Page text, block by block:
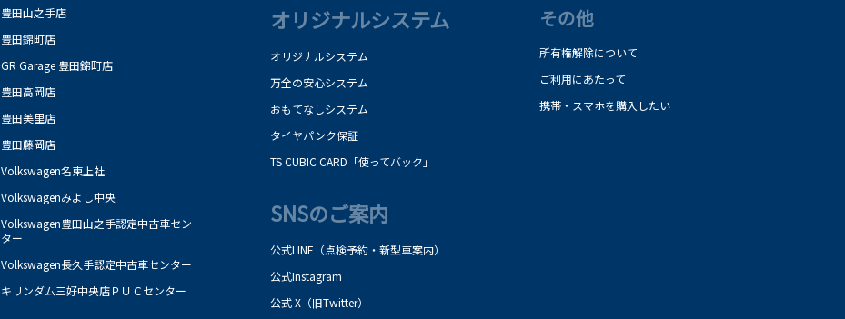
豊田山之手店
豊田錦町店
GR Garage 豊田錦町店
豊田高岡店
豊田美里店
豊田藤岡店
Volkswagen名東上社
Volkswagenみよし中央
Volkswagen豊田山之手認定中古車セン
ター
Volkswagen長久手認定中古車センター
キリンダム三好中央店ＰＵＣセンター
オリジナルシステム
オリジナルシステム
万全の安心システム
おもてなしシステム
タイヤパンク保証
TS CUBIC CARD「使ってバック」
SNSのご案内
公式LINE（点検予約・新型車案内）
公式Instagram
公式 X（旧Twitter）
その他
所有権解除について
ご利用にあたって
携帯・スマホを購入したい